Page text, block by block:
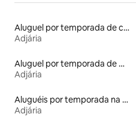
Aluguel por temporada de casas de hóspedes
Adjária
Aluguel por temporada de microcasas
Adjária
Aluguéis por temporada na orla
Adjária